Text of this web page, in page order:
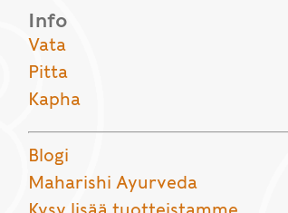
Info
Vata
Pitta
Kapha
Blogi
Maharishi Ayurveda